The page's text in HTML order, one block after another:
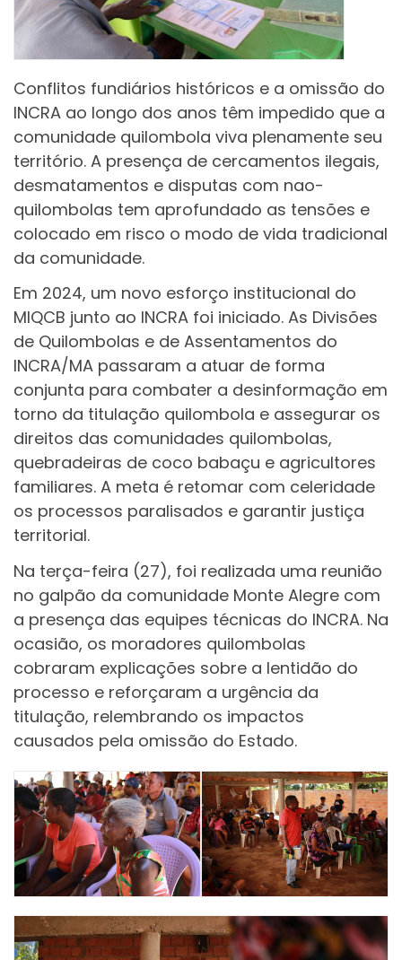
Conflitos fundiários históricos e a omissão do
INCRA ao longo dos anos têm impedido que a
comunidade quilombola viva plenamente seu
território. A presença de cercamentos ilegais,
desmatamentos e disputas com nao-
quilombolas tem aprofundado as tensões e
colocado em risco o modo de vida tradicional
da comunidade.
Em 2024, um novo esforço institucional do
MIQCB junto ao INCRA foi iniciado. As Divisões
de Quilombolas e de Assentamentos do
INCRA/MA passaram a atuar de forma
conjunta para combater a desinformação em
torno da titulação quilombola e assegurar os
direitos das comunidades quilombolas,
quebradeiras de coco babaçu e agricultores
familiares. A meta é retomar com celeridade
os processos paralisados e garantir justiça
territorial.
Na terça-feira (27), foi realizada uma reunião
no galpão da comunidade Monte Alegre com
a presença das equipes técnicas do INCRA. Na
ocasião, os moradores quilombolas
cobraram explicações sobre a lentidão do
processo e reforçaram a urgência da
titulação, relembrando os impactos
causados pela omissão do Estado.